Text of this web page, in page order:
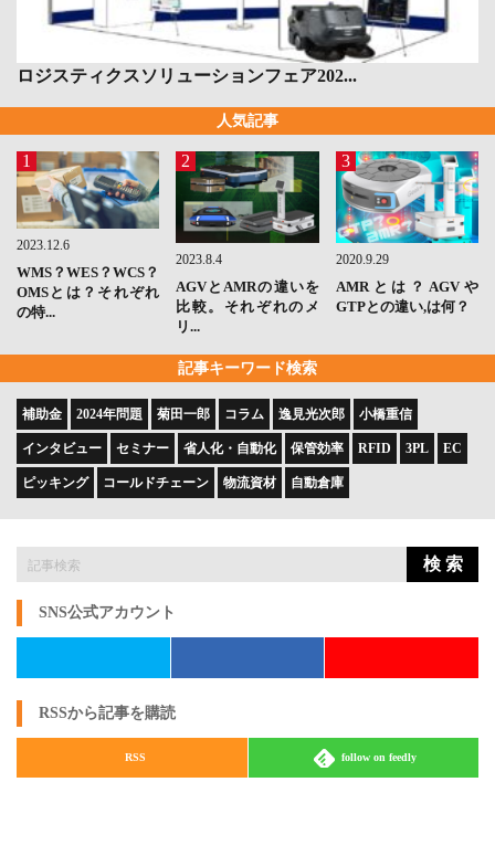
ロジスティクスソリューションフェア202...
人気記事
1
2023.12.6
WMS？WES？WCS？
OMSとは？それぞれ
の特...
2
2023.8.4
AGVとAMRの違いを
比較。それぞれのメ
リ...
3
2020.9.29
AMRとは？AGVや
GTPとの違い,は何？
記事キーワード検索
補助金 2024年問題 菊田一郎 コラム 逸見光次郎 小橋重信
インタビュー セミナー 省人化・自動化 保管効率 RFID 3PL EC
ピッキング コールドチェーン 物流資材 自動倉庫
検 索
SNS公式アカウント
RSSから記事を購読
RSS follow on feedly